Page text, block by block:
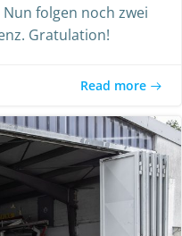
folgen noch zwei
Gratulation!
Read more